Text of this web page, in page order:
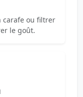
carafe ou filtrer
le goût.